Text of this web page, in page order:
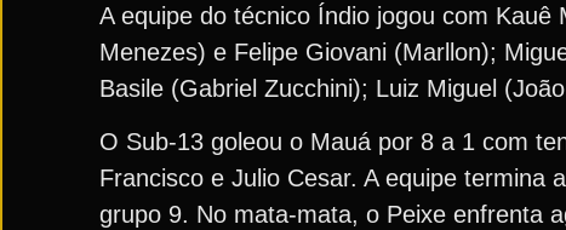
A equipe do técnico Índio jogou com
Menezes) e Felipe Giovani (Marllon);
Basile (Gabriel Zucchini); Luiz Miguel
O Sub-13 goleou o Mauá por 8 a 1 com
Francisco e Julio Cesar. A equipe termina
grupo 9. No mata-mata, o Peixe enfrenta